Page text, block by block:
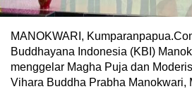
MANOKWARI,
Buddhayana Indonesia (KBI)
menggelar Magha Puja dan
Vihara Buddha Prabha Manokwari,